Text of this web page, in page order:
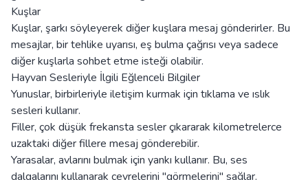
Kuşlar
Kuşlar, şarkı söyleyerek diğer kuşlara mesaj gönderirler. Bu
mesajlar, bir tehlike uyarısı, eş bulma çağrısı veya sadece
diğer kuşlarla sohbet etme isteği olabilir.
Hayvan Sesleriyle İlgili Eğlenceli Bilgiler
Yunuslar, birbirleriyle iletişim kurmak için tıklama ve ıslık
sesleri kullanır.
Filler, çok düşük frekansta sesler çıkararak kilometrelerce
uzaktaki diğer fillere mesaj gönderebilir.
Yarasalar, avlarını bulmak için yankı kullanır. Bu, ses
dalgalarını kullanarak çevrelerini "görmelerini" sağlar.